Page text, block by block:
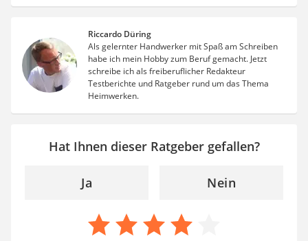
Riccardo Düring
Als gelernter Handwerker mit Spaß am Schreiben
habe ich mein Hobby zum Beruf gemacht. Jetzt
schreibe ich als freiberuflicher Redakteur
Testberichte und Ratgeber rund um das Thema
Heimwerken.
Hat Ihnen dieser Ratgeber gefallen?
Ja Nein